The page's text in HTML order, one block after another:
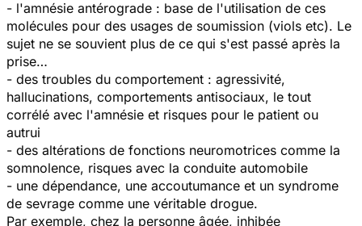
- l'amnésie antérograde : base de l'utilisation de ces
molécules pour des usages de soumission (viols etc). Le
sujet ne se souvient plus de ce qui s'est passé après la
prise…
- des troubles du comportement : agressivité,
hallucinations, comportements antisociaux, le tout
corrélé avec l'amnésie et risques pour le patient ou
autrui
- des altérations de fonctions neuromotrices comme la
somnolence, risques avec la conduite automobile
- une dépendance, une accoutumance et un syndrome
de sevrage comme une véritable drogue.
Par exemple, chez la personne âgée, inhibée